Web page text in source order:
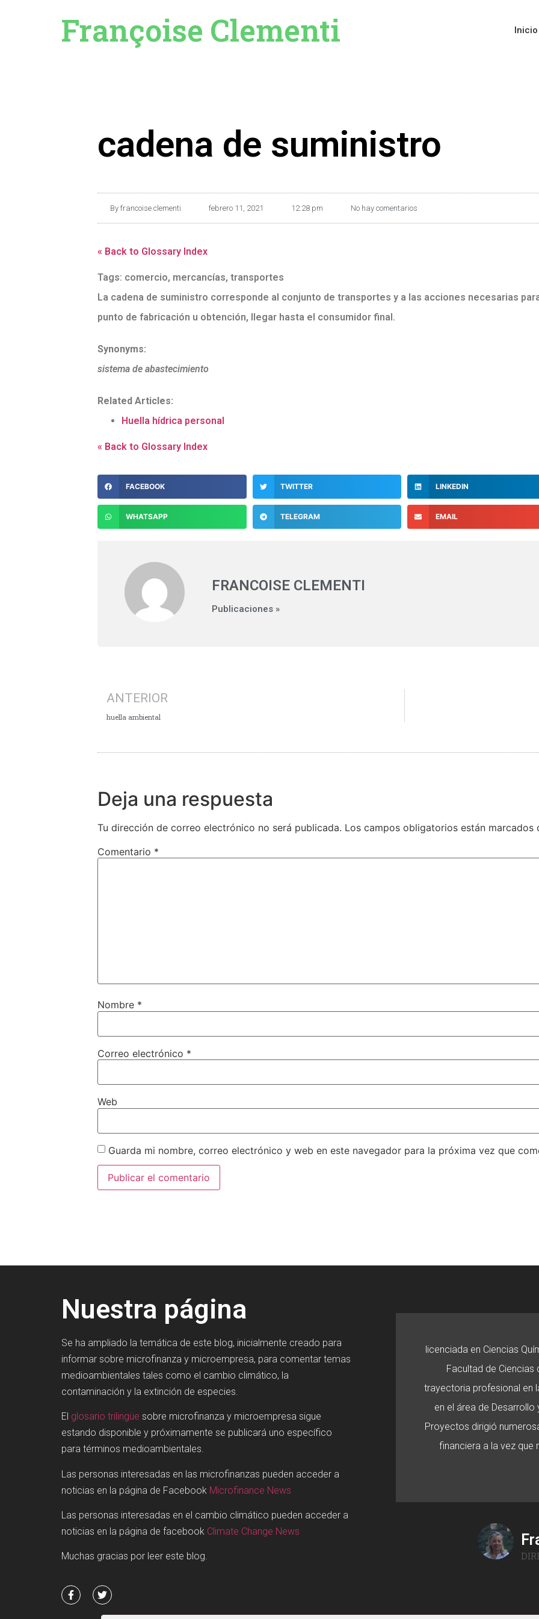
Françoise Clementi Inicio
cadena de suministro
By francoise clementi febrero 11, 2021 12:28 pm No hay comentarios
« Back to Glossary Index
Tags: comercio, mercancías, transportes
La cadena de suministro corresponde al conjunto de transportes y a las acciones necesarias
punto de fabricación u obtención, llegar hasta el consumidor final.
Synonyms:
sistema de abastecimiento
Related Articles:
Huella hídrica personal
« Back to Glossary Index
FACEBOOK TWITTER LINKEDIN
WHATSAPP TELEGRAM EMAIL
FRANCOISE CLEMENTI
Publicaciones »
ANTERIOR
huella ambiental
Deja una respuesta
Tu dirección de correo electrónico no será publicada. Los campos obligatorios están marcados
Comentario *
Nombre *
Correo electrónico *
Web
Guarda mi nombre, correo electrónico y web en este navegador para la próxima vez que
Nuestra página
Se ha ampliado la temática de este blog, inicialmente creado para
informar sobre microfinanza y microempresa, para comentar temas
medioambientales tales como el cambio climático, la
contaminación y la extinción de especies.
El glosario trilingüe sobre microfinanza y microempresa sigue
estando disponible y próximamente se publicará uno específico
para términos medioambientales.
Las personas interesadas en las microfinanzas pueden acceder a
noticias en la página de Facebook Microfinance News
Las personas interesadas en el cambio climático pueden acceder a
noticias en la página de facebook Climate Change News
Muchas gracias por leer este blog.
licenciada en Ciencias
Facultad de Ciencias
trayectoria profesional en
en el área de
Proyectos dirigió
financiera a la vez que